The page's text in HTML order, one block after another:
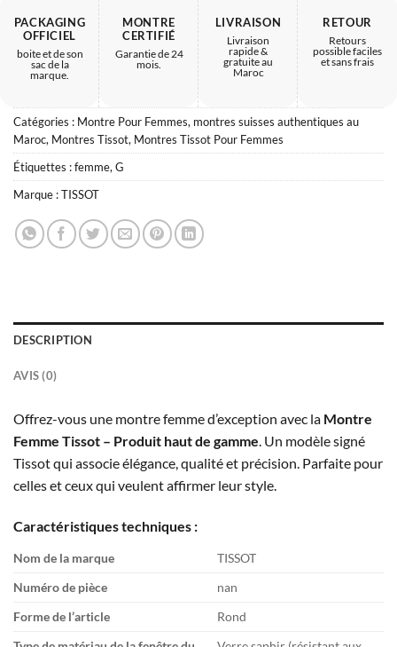
PACKAGING
OFFICIEL
boite et de son
sac de la
marque.
MONTRE
CERTIFIÉ
Garantie de 24
mois.
LIVRAISON
Livraison
rapide &
gratuite au
Maroc
RETOUR
Retours
possible faciles
et sans frais
Catégories : Montre Pour Femmes, montres suisses authentiques au
Maroc, Montres Tissot, Montres Tissot Pour Femmes
Étiquettes :femme,G
Marque :TISSOT
DESCRIPTION
AVIS (0)
Offrez-vous une montre femme d’exception avec la Montre
Femme Tissot – Produit haut de gamme. Un modèle signé
Tissot qui associe élégance, qualité et précision. Parfaite pour
celles et ceux qui veulent affirmer leur style.
Caractéristiques techniques :
Nom de la marque
TISSOT
Numéro de pièce
nan
Forme de l’article
Rond